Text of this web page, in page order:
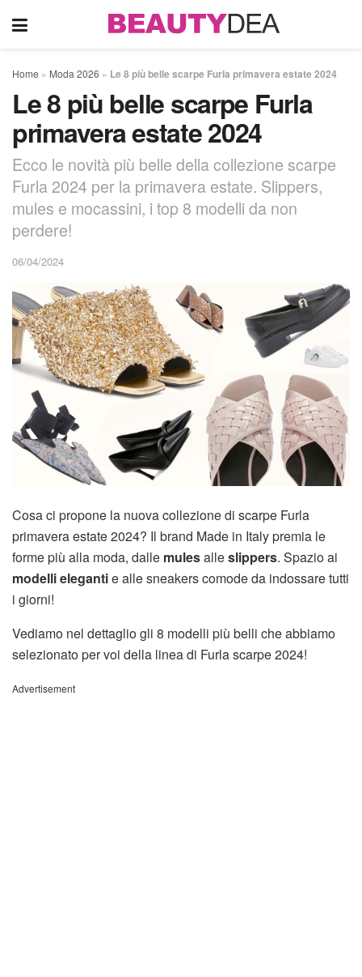
Home » Moda 2026 » Le 8 più belle scarpe Furla primavera estate 2024
Le 8 più belle scarpe Furla
primavera estate 2024
Ecco le novità più belle della collezione scarpe
Furla 2024 per la primavera estate. Slippers,
mules e mocassini, i top 8 modelli da non
perdere!
06/04/2024
Cosa ci propone la nuova collezione di scarpe Furla
primavera estate 2024? Il brand Made in Italy premia le
forme più alla moda, dalle mulesalleslippers. Spazio ai
modelli elegantie alle sneakers comode da indossare tutti
i giorni!
Vediamo nel dettaglio gli 8 modelli più belli che abbiamo
selezionato per voi della linea di Furla scarpe 2024!
Advertisement